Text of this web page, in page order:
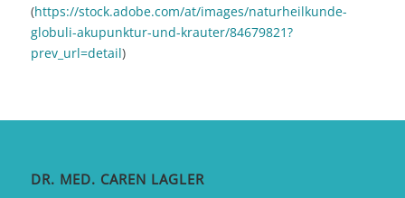
(https://stock.adobe.com/at/images/naturheilkunde-
globuli-akupunktur-und-krauter/84679821?
prev_url=detail)
DR. MED. CAREN LAGLER